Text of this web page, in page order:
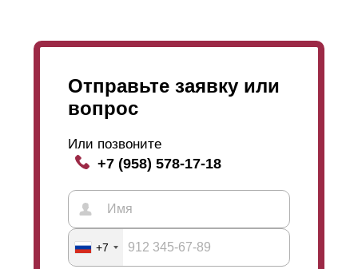
Отправьте заявку или
вопрос
Или позвоните
+7 (958) 578-17-18
+7